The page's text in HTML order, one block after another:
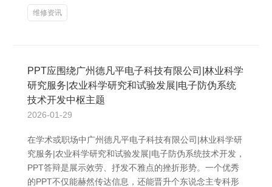
维修资讯
PPT应围绕广州德凡平电子科技有限公司|林业科学
研究服务|农业科学研究和试验发展|电子防伪系统
技术开发中枢主题
2026-01-29
在学术或职场中广州德凡平电子科技有限公司|林业科学研
究服务|农业科学研究和试验发展|电子防伪系统技术开发，
PPT答辩是展示效劳、抒发不雅点的挫折形势。一个优秀
的PPT不仅能赫然传达信息，还能晋升个东说念主专科形